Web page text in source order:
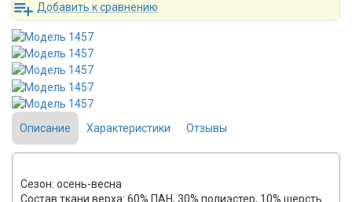
Добавить к сравнению
Описание Характеристики Отзывы
Сезон: осень-весна
Состав ткани верха: 60% ПАН, 30% полиэстер, 10% шерсть